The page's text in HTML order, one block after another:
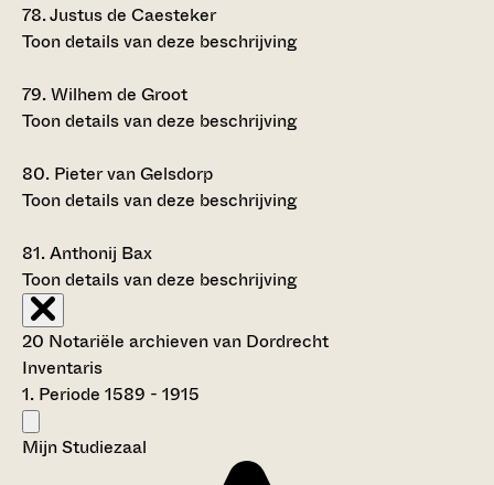
78.Justus de Caesteker
Toon details van deze beschrijving
79.Wilhem de Groot
Toon details van deze beschrijving
80. Pieter van Gelsdorp
Toon details van deze beschrijving
81.Anthonij Bax
Toon details van deze beschrijving
20 Notariële archieven van Dordrecht
Inventaris
1. Periode 1589 - 1915
Mijn Studiezaal